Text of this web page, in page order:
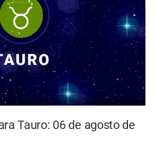
Tauro: 06 de agosto de